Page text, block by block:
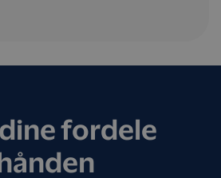
fordele